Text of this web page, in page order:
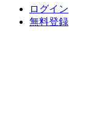
ログイン
無料登録